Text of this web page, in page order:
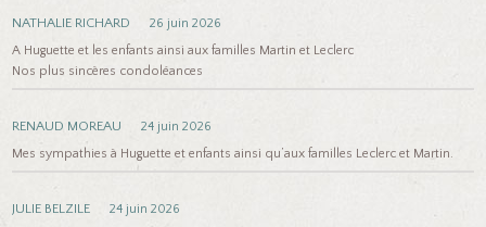
NATHALIE RICHARD
26 juin 2026
A Huguette et les enfants ainsi aux familles Martin et Leclerc
Nos plus sincères condoléances
RENAUD MOREAU
24 juin 2026
Mes sympathies à Huguette et enfants ainsi qu’aux familles Leclerc et Martin.
JULIE BELZILE
24 juin 2026